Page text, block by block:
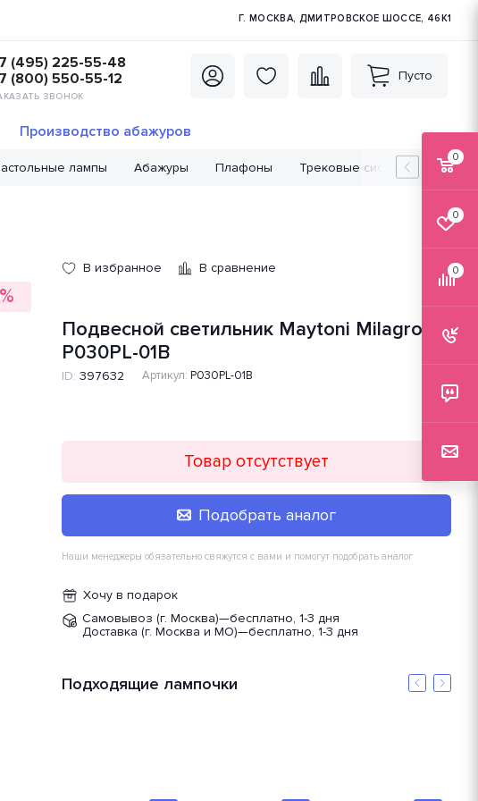
Г. МОСКВА, ДМИТРОВСКОЕ ШОССЕ, 46К1
(495) 225-55-48
(800) 550-55-12
ЗВОНОК
Пусто
лампы Абажуры Плафоны Трековые системы
Производство абажуров
В избранное В сравнение
Подвесной светильник Maytoni Milagro
P030PL-01B
ID: 397632 Артикул: P030PL-01B
Товар отсутствует
Подобрать аналог
Наши менеджеры обязательно свяжутся с вами и помогут подобрать аналог
Хочу в подарок
Самовывоз (г. Москва)—бесплатно, 1-3 дня
Доставка (г. Москва и МО)—бесплатно, 1-3 дня
Подходящие лампочки
0
0
0